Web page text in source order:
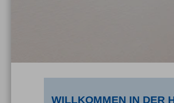
WILLKOMMEN IN DER